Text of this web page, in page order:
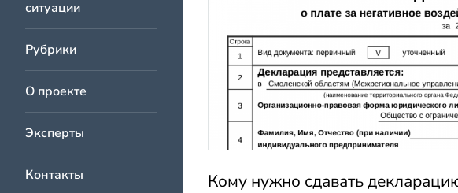
ситуации
Рубрики
О проекте
Эксперты
Контакты Кому нужно сдавать